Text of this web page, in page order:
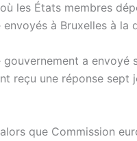
les États membres
à Bruxelles à la
gouvernement a
reçu une réponse
que Commission